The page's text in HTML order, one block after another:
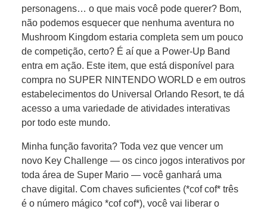
personagens… o que mais você pode querer? Bom,
não podemos esquecer que nenhuma aventura no
Mushroom Kingdom estaria completa sem um pouco
de competição, certo? É aí que a Power-Up Band
entra em ação. Este item, que está disponível para
compra no SUPER NINTENDO WORLD e em outros
estabelecimentos do Universal Orlando Resort, te dá
acesso a uma variedade de atividades interativas
por todo este mundo.
Minha função favorita? Toda vez que vencer um
novo Key Challenge — os cinco jogos interativos por
toda área de Super Mario — você ganhará uma
chave digital. Com chaves suficientes (*cof cof* três
é o número mágico *cof cof*), você vai liberar o